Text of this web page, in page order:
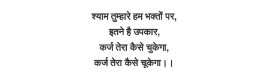
श्याम तुम्हारे हम भक्तों पर,
इतने है उपकार,
कर्ज तेरा कैसे चुकेगा,
कर्ज तेरा कैसे चूकेगा।।